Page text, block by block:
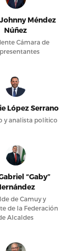
Méndez
Núñez
Cámara de
López Serrano
y analista político
“Gaby”
de Camuy y
de la Federación
Alcaldes